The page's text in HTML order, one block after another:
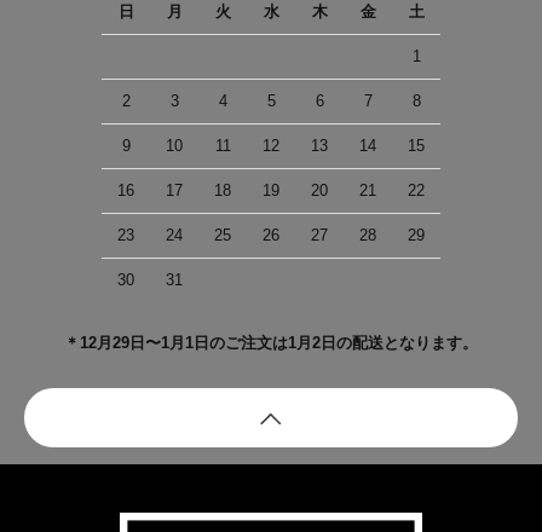
日
月 火 水 木 金 土
1
2 3 4 5 6 7 8
9 10 11 12 13 14 15
16 17 18 19 20 21 22
23 24 25 26 27 28 29
30 31
＊12月29日〜1月1日のご注文は1月2日の配送となります。